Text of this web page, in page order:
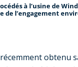
à l’usine de
de l’engagement
obtenu